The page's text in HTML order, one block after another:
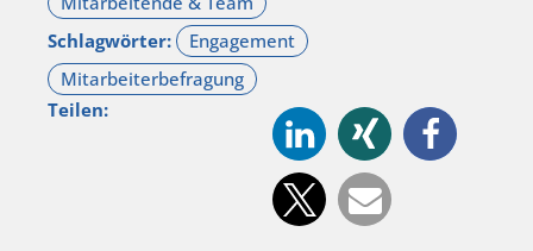
Schlagwörter:
Teilen: